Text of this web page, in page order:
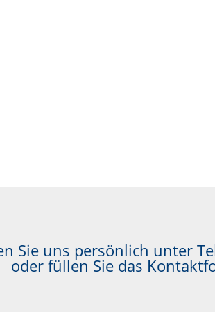
Sie uns persönlich unter
oder füllen Sie das